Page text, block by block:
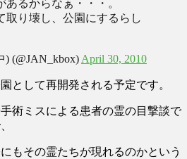
るからなぁ・・・。
取り壊し、公園にするらし
(@JAN_kbox) April 30, 2010
として再開発される予定です。
術ミスによる患者の霊の目撃談で
もその霊たちが現れるのかという